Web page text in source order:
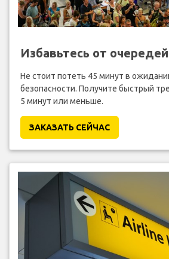
Избавьтесь от очередей
Не стоит потеть 45 минут в
безопасности. Получите быстрый
5 минут или меньше.
ЗАКАЗАТЬ СЕЙЧАС